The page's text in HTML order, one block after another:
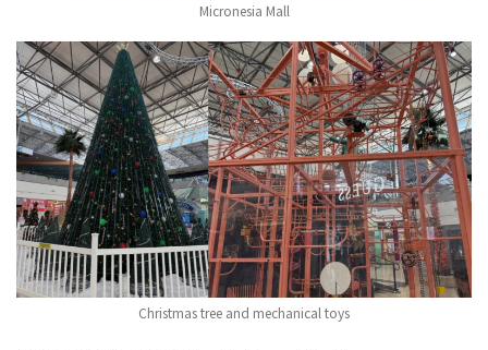
Micronesia Mall
Christmas tree and mechanical toys